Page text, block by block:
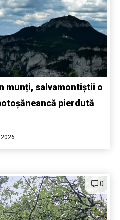
munți, salvamontiștii o
pierdută
0